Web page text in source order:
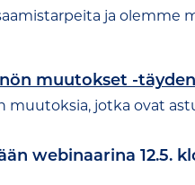
ja olemme
muutokset -
muutoksia, jotka ovat
webinaarina 12.5.